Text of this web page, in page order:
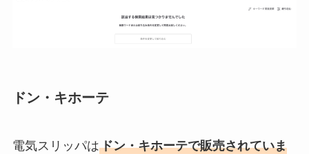
ドン・キホーテ
電気スリッパはドン・キホーテで販売されていま